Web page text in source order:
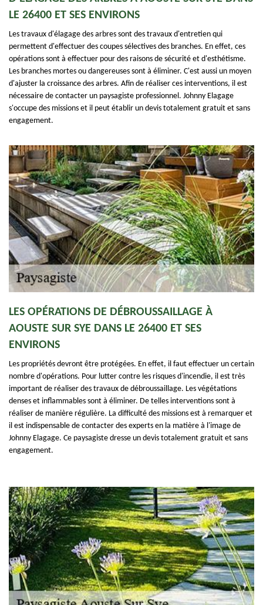
LE 26400 ET SES ENVIRONS
Les travaux d'élagage des arbres sont des travaux d'entretien qui
permettent d'effectuer des coupes sélectives des branches. En effet, ces
opérations sont à effectuer pour des raisons de sécurité et d'esthétisme.
Les branches mortes ou dangereuses sont à éliminer. C'est aussi un moyen
d'ajuster la croissance des arbres. Afin de réaliser ces interventions, il est
nécessaire de contacter un paysagiste professionnel. Johnny Elagage
s'occupe des missions et il peut établir un devis totalement gratuit et sans
engagement.
LES OPÉRATIONS DE DÉBROUSSAILLAGE À
AOUSTE SUR SYE DANS LE 26400 ET SES
ENVIRONS
Les propriétés devront être protégées. En effet, il faut effectuer un certain
nombre d'opérations. Pour lutter contre les risques d'incendie, il est très
important de réaliser des travaux de débroussaillage. Les végétations
denses et inflammables sont à éliminer. De telles interventions sont à
réaliser de manière régulière. La difficulté des missions est à remarquer et
il est indispensable de contacter des experts en la matière à l'image de
Johnny Elagage. Ce paysagiste dresse un devis totalement gratuit et sans
engagement.